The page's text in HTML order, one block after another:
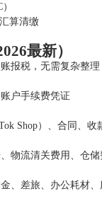
算清缴
最新）
报税，无需复杂整理
户手续费凭证
Shop）、合同、
物流清关费用、仓储
、差旅、办公耗材